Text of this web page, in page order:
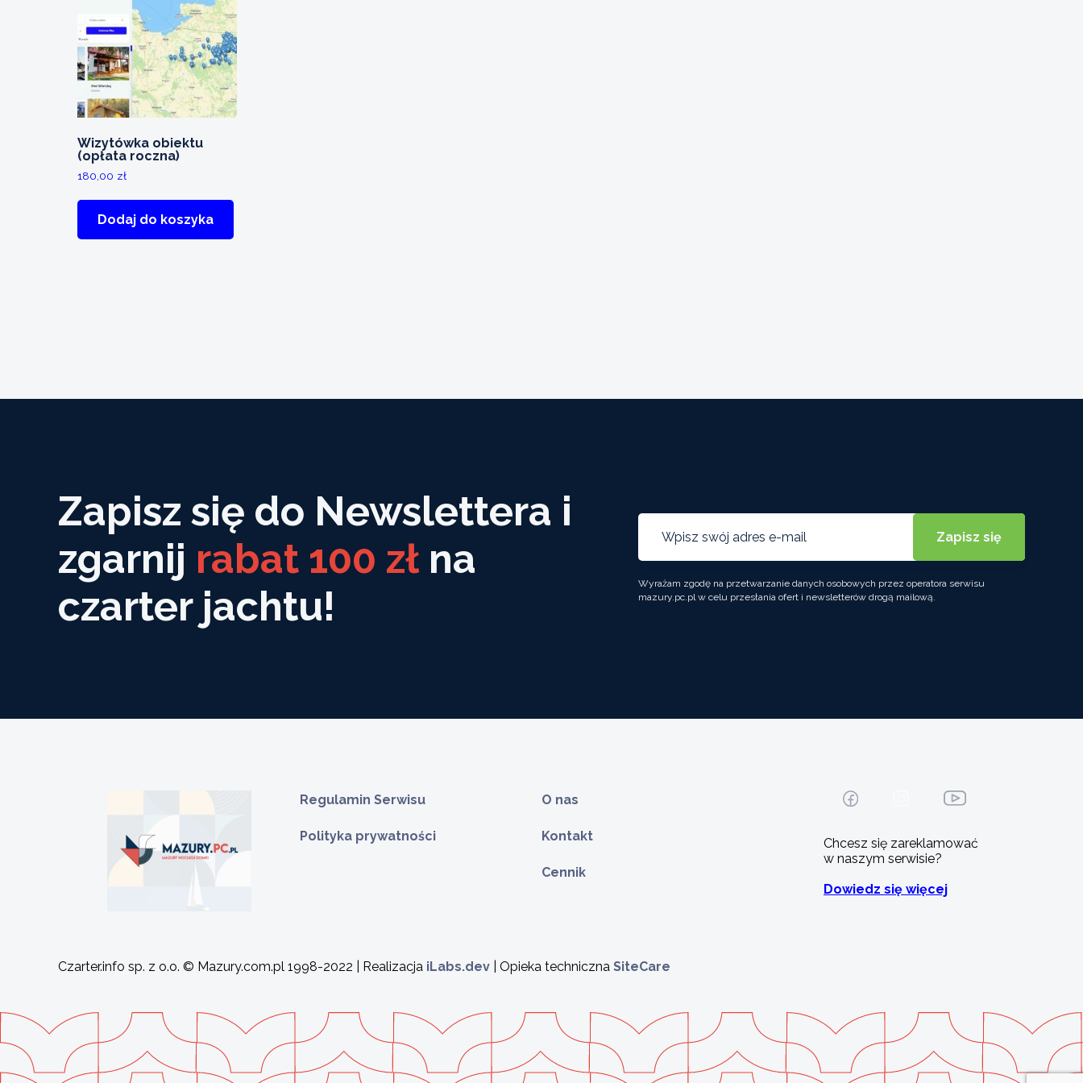
Wizytówka obiektu
(opłata roczna)
180,00 zł
Dodaj do koszyka
Zapisz się do Newslettera i
zgarnij rabat 100 zł na
czarter jachtu!
Wyrażam zgodę na przetwarzanie danych osobowych przez operatora serwisu
mazury.pc.pl w celu przesłania ofert i newsletterów drogą mailową.
Regulamin Serwisu
Polityka prywatności
O nas
Kontakt
Cennik
Chcesz się zareklamować
w naszym serwisie?
Dowiedz się więcej
Czarter.info sp. z o.o. © Mazury.com.pl 1998-2022 | Realizacja iLabs.dev | Opieka techniczna SiteCare